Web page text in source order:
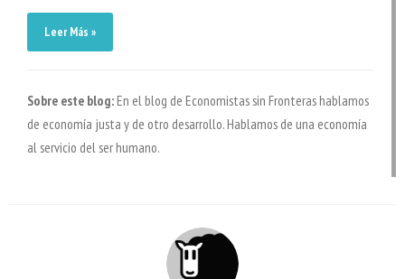
Leer Más »
Sobre este blog:En el blog de Economistas sin Fronteras hablamos
de economía justa y de otro desarrollo. Hablamos de una economía
al servicio del ser humano.